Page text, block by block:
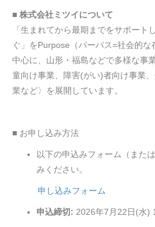
■ 株式会社ミツイについて
「生まれてから最期までをサポート
ぐ」をPurpose（パーパス=社会的
中心に、山形・福島などで多様な事
童向け事業、障害(がい)者向け事業
業など〉を展開しています。
■ お申し込み方法
以下の申込みフォーム（また
みください。
申し込みフォーム
申込締切: 2026年7月22日(水)